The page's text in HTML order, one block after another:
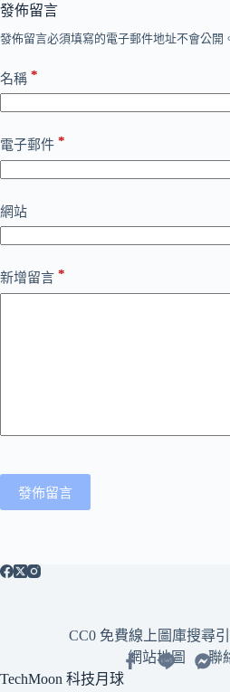
發佈留言
發佈留言必須填寫的電子郵件地址不會公開
名稱 *
電子郵件 *
網站
新增留言 *
發佈留言
CC0 免費線上圖庫搜尋
網站地圖
聯
TechMoon 科技月球